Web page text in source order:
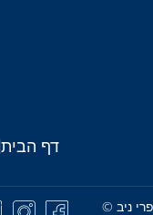
דף הבית
ניב ©